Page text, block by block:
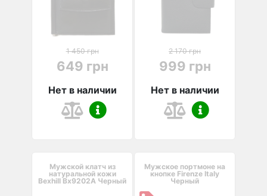
1 450 грн
649 грн
Нет в наличии
2 170 грн
999 грн
Нет в наличии
Мужской клатч из
натуральной кожи
Bexhill Bx9202A Черный
Мужское портмоне на
кнопке Firenze Italy
Черный